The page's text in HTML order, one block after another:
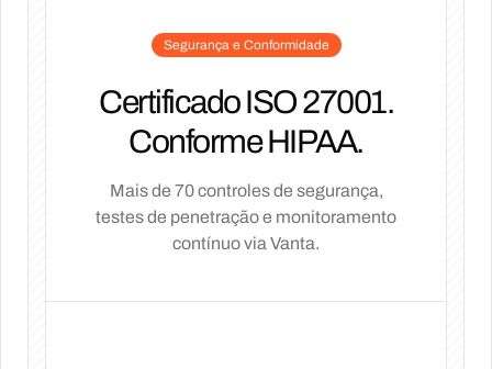
Segurança e Conformidade
Certificado ISO 27001.
Conforme HIPAA.
Mais de 70 controles de segurança,
testes de penetração e monitoramento
contínuo via Vanta.